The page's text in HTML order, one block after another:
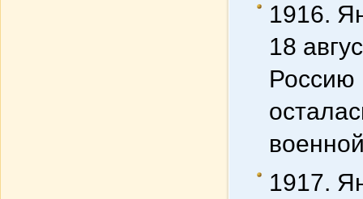
1916.
18
Россию
1917.